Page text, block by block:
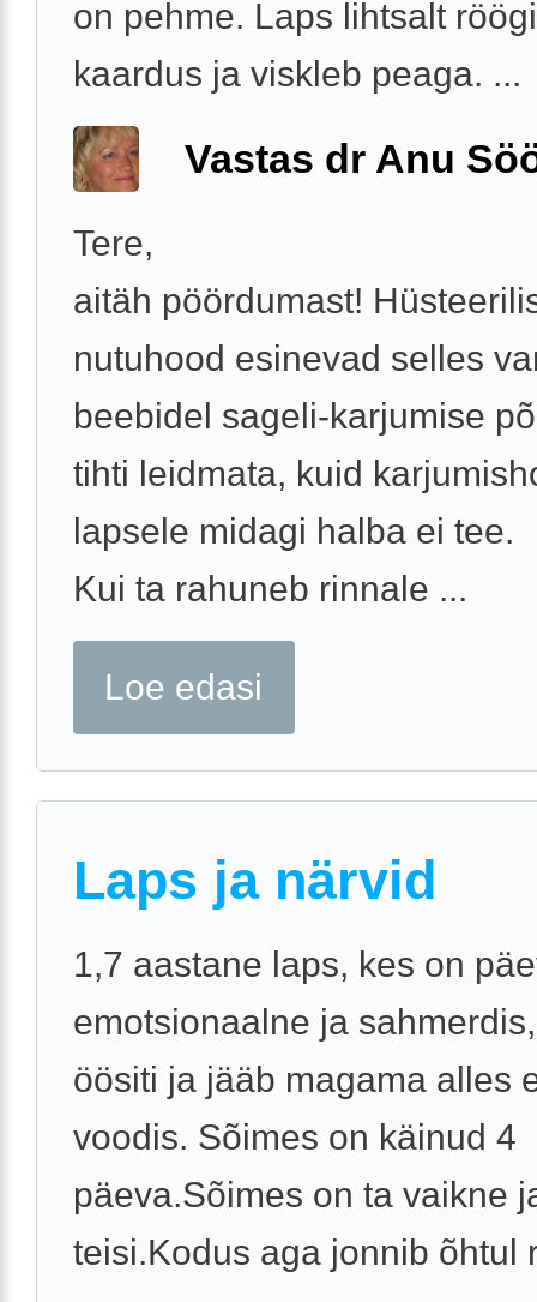
on pehme. Laps lihtsalt
kaardus ja viskleb peaga. ...
Vastas dr Anu
Tere,
aitäh pöördumast!
nutuhood esinevad selles
beebidel sageli-karjumise
tihti leidmata, kuid
lapsele midagi halba ei tee.
Kui ta rahuneb rinnale ...
Loe edasi
Laps ja närvid
1,7 aastane laps, kes on
emotsionaalne ja
öösiti ja jääb magama alles
voodis. Sõimes on käinud 4
päeva.Sõimes on ta vaikne
teisi.Kodus aga jonnib õhtul